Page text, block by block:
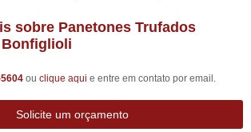
sobre Panetones Trufados
ou clique aqui e entre em contato por email.
Solicite um orçamento